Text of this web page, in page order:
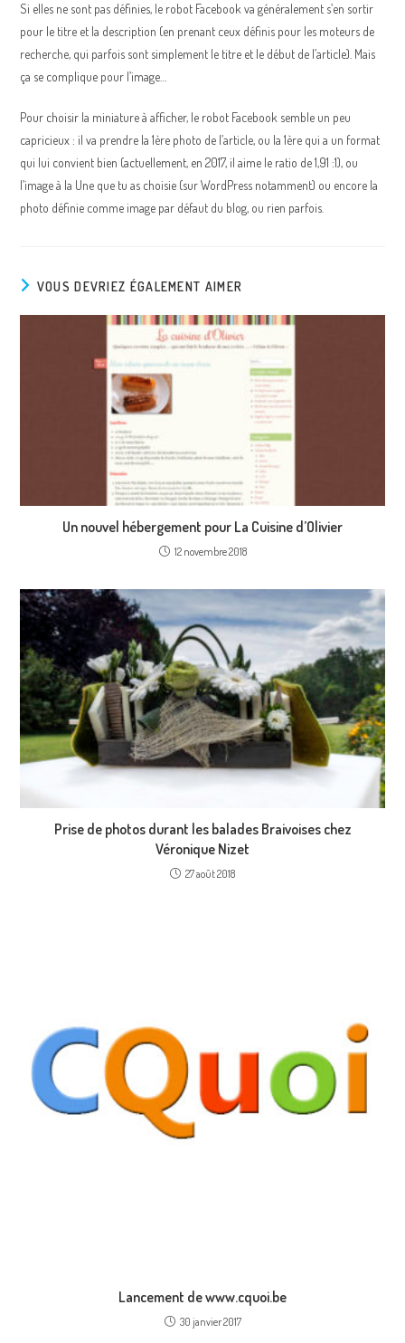
Si elles ne sont pas définies, le robot Facebook va généralement s’en sortir
pour le titre et la description (en prenant ceux définis pour les moteurs de
recherche, qui parfois sont simplement le titre et le début de l’article). Mais
ça se complique pour l’image…
Pour choisir la miniature à afficher, le robot Facebook semble un peu
capricieux : il va prendre la 1ère photo de l’article, ou la 1ère qui a un format
qui lui convient bien (actuellement, en 2017, il aime le ratio de 1,91 :1), ou
l’image à la Une que tu as choisie (sur WordPress notamment) ou encore la
photo définie comme image par défaut du blog, ou rien parfois.
VOUS DEVRIEZ ÉGALEMENT AIMER
Un nouvel hébergement pour La Cuisine d’Olivier
12 novembre 2018
Prise de photos durant les balades Braivoises chez
Véronique Nizet
27 août 2018
Lancement de www.cquoi.be
30 janvier 2017